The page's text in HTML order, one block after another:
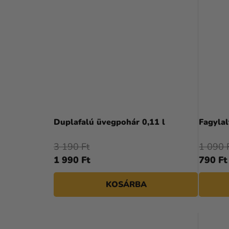
Duplafalú üvegpohár 0,11 l
1 990 Ft
3 190 Ft
KOSÁRBA
790 Ft
1 090